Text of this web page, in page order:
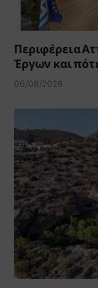
Περιφέρεια
Έργων και
06/08/2026